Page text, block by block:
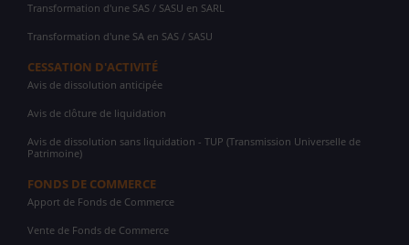
Transformation d'une SAS / SASU en SARL
Transformation d'une SA en SAS / SASU
CESSATION D'ACTIVITÉ
Avis de dissolution anticipée
Avis de clôture de liquidation
Avis de dissolution sans liquidation - TUP (Transmission Universelle de
Patrimoine)
FONDS DE COMMERCE
Apport de Fonds de Commerce
Vente de Fonds de Commerce